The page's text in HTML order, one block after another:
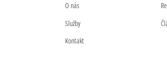
O nás
Služby
Kontakt